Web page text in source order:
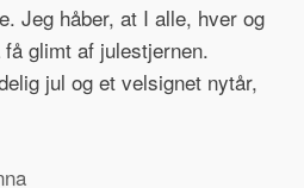
Jeg håber, at I alle, hver og
glimt af julestjernen.
jul og et velsignet nytår,